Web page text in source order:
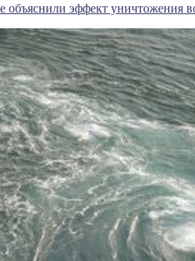
объяснили эффект уничтожения